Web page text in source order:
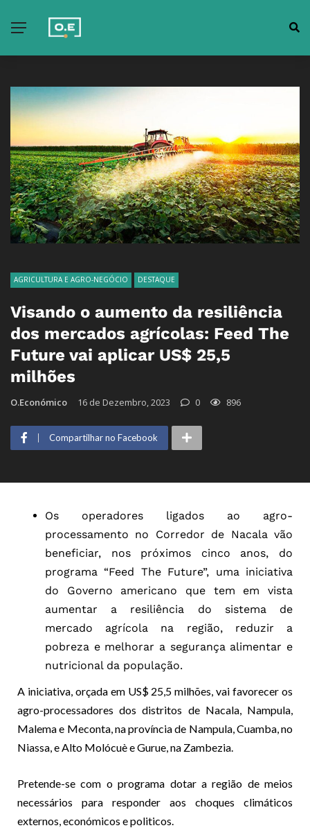
AGRICULTURA E AGRO-NEGÓCIO DESTAQUE
Visando o aumento da resiliência
dos mercados agrícolas: Feed The
Future vai aplicar US$ 25,5
milhões
O.Económico 16 de Dezembro, 2023 0 896
Compartilhar no Facebook
Os operadores ligados ao agro-
processamento no Corredor de Nacala vão
beneficiar, nos próximos cinco anos, do
programa “Feed The Future”, uma iniciativa
do Governo americano que tem em vista
aumentar a resiliência do sistema de
mercado agrícola na região, reduzir a
pobreza e melhorar a segurança alimentar e
nutricional da população.
A iniciativa, orçada em US$ 25,5 milhões, vai favorecer os
agro-processadores dos distritos de Nacala, Nampula,
Malema e Meconta, na província de Nampula, Cuamba, no
Niassa, e Alto Molócuè e Gurue, na Zambezia.
Pretende-se com o programa dotar a região de meios
necessários para responder aos choques climáticos
externos, económicos e politicos.